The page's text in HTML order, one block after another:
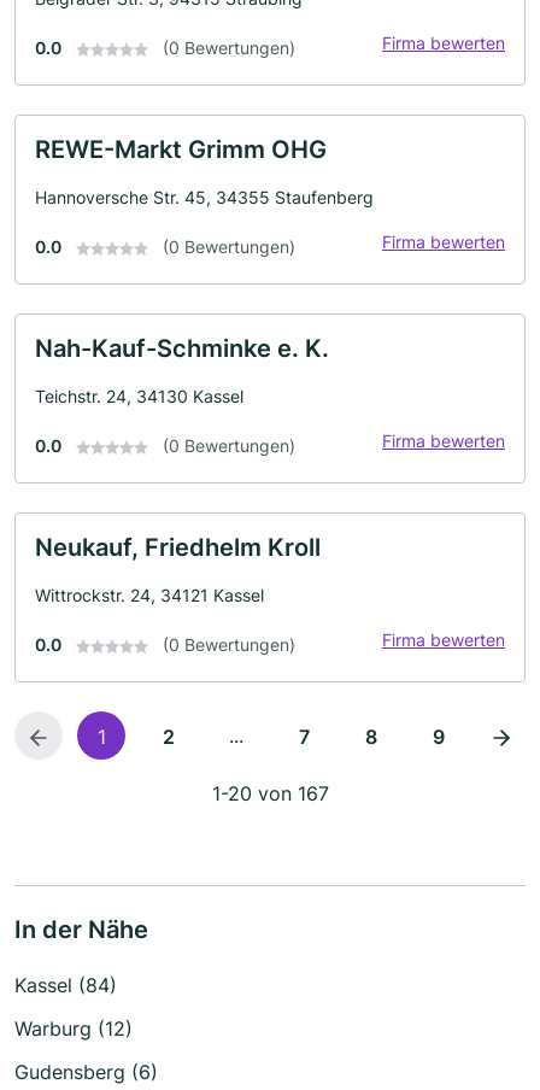
0.0 (0 Bewertungen) Firma bewerten
REWE-Markt Grimm OHG
Hannoversche Str. 45, 34355 Staufenberg
0.0 (0 Bewertungen) Firma bewerten
Nah-Kauf-Schminke e. K.
Teichstr. 24, 34130 Kassel
0.0 (0 Bewertungen) Firma bewerten
Neukauf, Friedhelm Kroll
Wittrockstr. 24, 34121 Kassel
0.0 (0 Bewertungen) Firma bewerten
1 2 ... 7 8 9
1-20 von 167
In der Nähe
Kassel (84)
Warburg (12)
Gudensberg (6)